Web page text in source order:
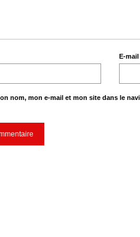
E-
nom, mon e-mail et mon site dans le